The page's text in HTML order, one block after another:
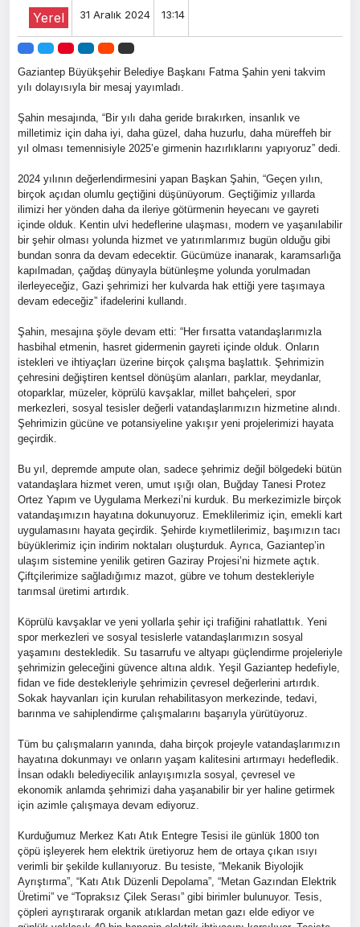
Yerel 31 Aralık 2024 13:14
Gaziantep Büyükşehir Belediye Başkanı Fatma Şahin yeni takvim
yılı dolayısıyla bir mesaj yayımladı.
Şahin mesajında, “Bir yılı daha geride bırakırken, insanlık ve
milletimiz için daha iyi, daha güzel, daha huzurlu, daha müreffeh bir
yıl olması temennisiyle 2025’e girmenin hazırlıklarını yapıyoruz” dedi.
2024 yılının değerlendirmesini yapan Başkan Şahin, “Geçen yılın,
birçok açıdan olumlu geçtiğini düşünüyorum. Geçtiğimiz yıllarda
ilimizi her yönden daha da ileriye götürmenin heyecanı ve gayreti
içinde olduk. Kentin ulvi hedeflerine ulaşması, modern ve yaşanılabilir
bir şehir olması yolunda hizmet ve yatırımlarımız bugün olduğu gibi
bundan sonra da devam edecektir. Gücümüze inanarak, karamsarlığa
kapılmadan, çağdaş dünyayla bütünleşme yolunda yorulmadan
ilerleyeceğiz, Gazi şehrimizi her kulvarda hak ettiği yere taşımaya
devam edeceğiz” ifadelerini kullandı.
Şahin, mesajına şöyle devam etti: “Her fırsatta vatandaşlarımızla
hasbihal etmenin, hasret gidermenin gayreti içinde olduk. Onların
istekleri ve ihtiyaçları üzerine birçok çalışma başlattık. Şehrimizin
çehresini değiştiren kentsel dönüşüm alanları, parklar, meydanlar,
otoparklar, müzeler, köprülü kavşaklar, millet bahçeleri, spor
merkezleri, sosyal tesisler değerli vatandaşlarımızın hizmetine alındı.
Şehrimizin gücüne ve potansiyeline yakışır yeni projelerimizi hayata
geçirdik.
Bu yıl, depremde ampute olan, sadece şehrimiz değil bölgedeki bütün
vatandaşlara hizmet veren, umut ışığı olan, Buğday Tanesi Protez
Ortez Yapım ve Uygulama Merkezi’ni kurduk. Bu merkezimizle birçok
vatandaşımızın hayatına dokunuyoruz. Emeklilerimiz için, emekli kart
uygulamasını hayata geçirdik. Şehirde kıymetlilerimiz, başımızın tacı
büyüklerimiz için indirim noktaları oluşturduk. Ayrıca, Gaziantep’in
ulaşım sistemine yenilik getiren Gaziray Projesi’ni hizmete açtık.
Çiftçilerimize sağladığımız mazot, gübre ve tohum destekleriyle
tarımsal üretimi artırdık.
Köprülü kavşaklar ve yeni yollarla şehir içi trafiğini rahatlattık. Yeni
spor merkezleri ve sosyal tesislerle vatandaşlarımızın sosyal
yaşamını destekledik. Su tasarrufu ve altyapı güçlendirme projeleriyle
şehrimizin geleceğini güvence altına aldık. Yeşil Gaziantep hedefiyle,
fidan ve fide destekleriyle şehrimizin çevresel değerlerini artırdık.
Sokak hayvanları için kurulan rehabilitasyon merkezinde, tedavi,
barınma ve sahiplendirme çalışmalarını başarıyla yürütüyoruz.
Tüm bu çalışmaların yanında, daha birçok projeyle vatandaşlarımızın
hayatına dokunmayı ve onların yaşam kalitesini artırmayı hedefledik.
İnsan odaklı belediyecilik anlayışımızla sosyal, çevresel ve
ekonomik anlamda şehrimizi daha yaşanabilir bir yer haline getirmek
için azimle çalışmaya devam ediyoruz.
Kurduğumuz Merkez Katı Atık Entegre Tesisi ile günlük 1800 ton
çöpü işleyerek hem elektrik üretiyoruz hem de ortaya çıkan ısıyı
verimli bir şekilde kullanıyoruz. Bu tesiste, “Mekanik Biyolojik
Ayrıştırma”, “Katı Atık Düzenli Depolama”, “Metan Gazından Elektrik
Üretimi” ve “Topraksız Çilek Serası” gibi birimler bulunuyor. Tesis,
çöpleri ayrıştırarak organik atıklardan metan gazı elde ediyor ve